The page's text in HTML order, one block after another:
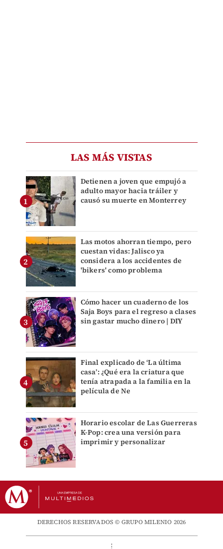
LAS MÁS VISTAS
Detienen a joven que empujó a
adulto mayor hacia tráiler y
causó su muerte en Monterrey
Las motos ahorran tiempo, pero
cuestan vidas: Jalisco ya
considera a los accidentes de
'bikers' como problema
Cómo hacer un cuaderno de los
Saja Boys para el regreso a clases
sin gastar mucho dinero | DIY
Final explicado de ‘La última
casa’: ¿Qué era la criatura que
tenía atrapada a la familia en la
película de Ne
Horario escolar de Las Guerreras
K-Pop: crea una versión para
imprimir y personalizar
DERECHOS RESERVADOS © GRUPO MILENIO 2026